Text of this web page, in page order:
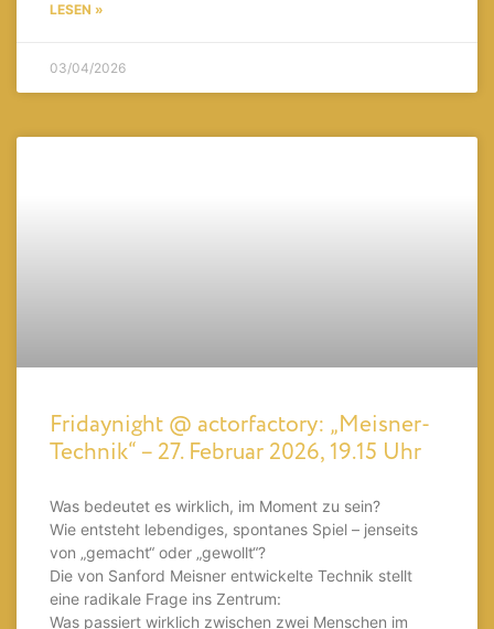
LESEN »
03/04/2026
Fridaynight @ actorfactory: „Meisner-
Technik“ – 27. Februar 2026, 19.15 Uhr
Was bedeutet es wirklich, im Moment zu sein?
Wie entsteht lebendiges, spontanes Spiel – jenseits
von „gemacht“ oder „gewollt“?
Die von Sanford Meisner entwickelte Technik stellt
eine radikale Frage ins Zentrum:
Was passiert wirklich zwischen zwei Menschen im